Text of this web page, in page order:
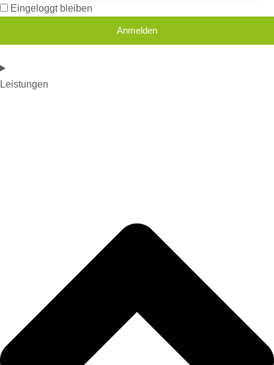
Eingeloggt bleiben
Anmelden
Leistungen